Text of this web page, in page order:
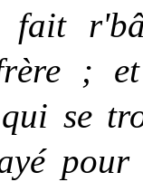
fait
;
se